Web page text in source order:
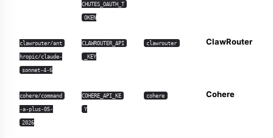
CHUTES_OAUTH_T
OKEN
ClawRouter
clawrouter
CLAWROUTER_API
_KEY
clawrouter/ant
hropic/claude-
sonnet-4-6
Cohere
cohere
COHERE_API_KE
Y
cohere/command
-a-plus-05-
2026